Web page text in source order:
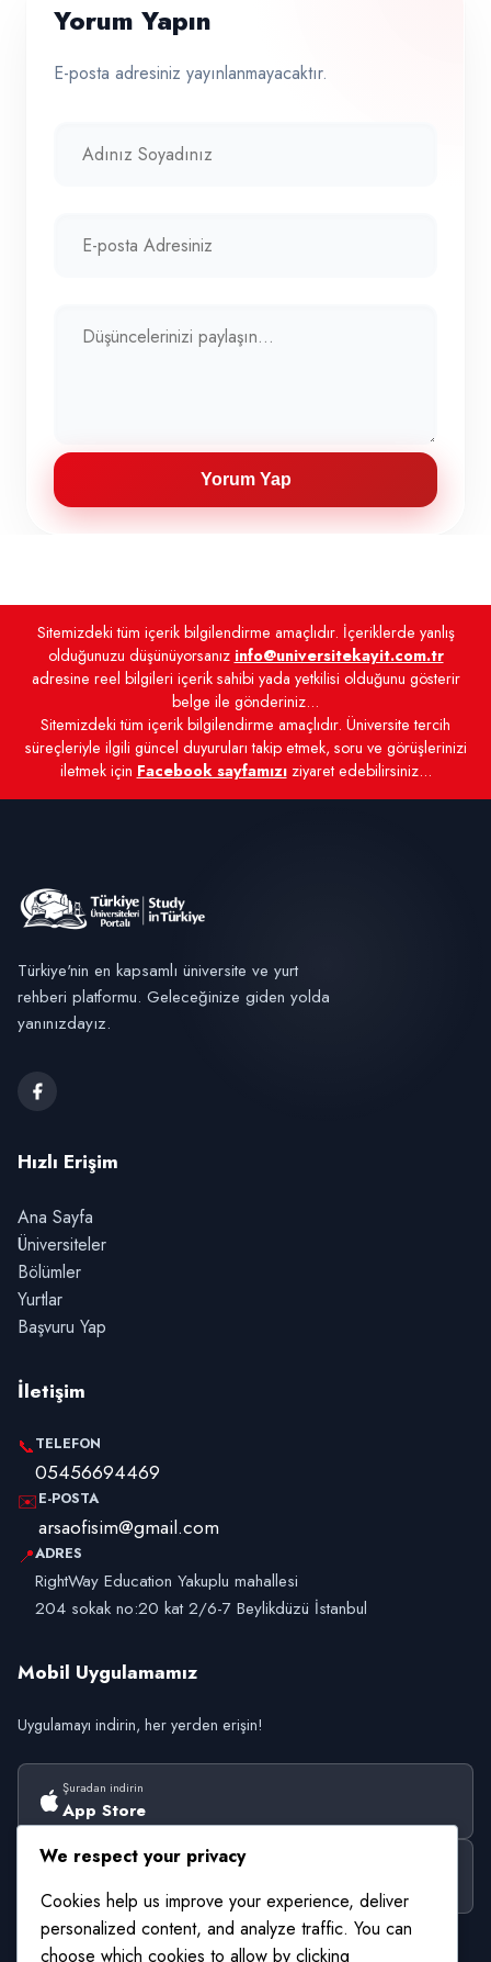
Yorum Yapın
E-posta adresiniz yayınlanmayacaktır.
Yorum Yap
Sitemizdeki tüm içerik bilgilendirme amaçlıdır. İçeriklerde yanlış
olduğunuzu düşünüyorsanız info@universitekayit.com.tr
adresine reel bilgileri içerik sahibi yada yetkilisi olduğunu gösterir
belge ile gönderiniz...
Sitemizdeki tüm içerik bilgilendirme amaçlıdır. Üniversite tercih
süreçleriyle ilgili güncel duyuruları takip etmek, soru ve görüşlerinizi
iletmek için Facebook sayfamızıziyaret edebilirsiniz...
Türkiye'nin en kapsamlı üniversite ve yurt
rehberi platformu. Geleceğinize giden yolda
yanınızdayız.
Hızlı Erişim
Ana Sayfa
Üniversiteler
Bölümler
Yurtlar
Başvuru Yap
İletişim
📞TELEFON
05456694469
✉️E-POSTA
arsaofisim@gmail.com
📍ADRES
RightWay Education Yakuplu mahallesi
204 sokak no:20 kat 2/6-7 Beylikdüzü İstanbul
Mobil Uygulamamız
Uygulamayı indirin, her yerden erişin!
Şuradan indirin
App Store
Şuradan alın
Google Play
We respect your privacy
Cookies help us improve your experience, deliver
personalized content, and analyze traffic. You can
choose which cookies to allow by clicking